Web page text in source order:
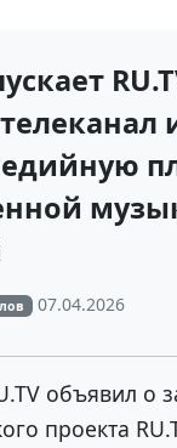
07.04.2026
объявил о
проекта